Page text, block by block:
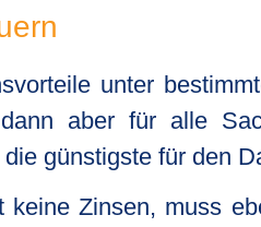
unter
aber für alle
günstigste für den
keine Zinsen, muss